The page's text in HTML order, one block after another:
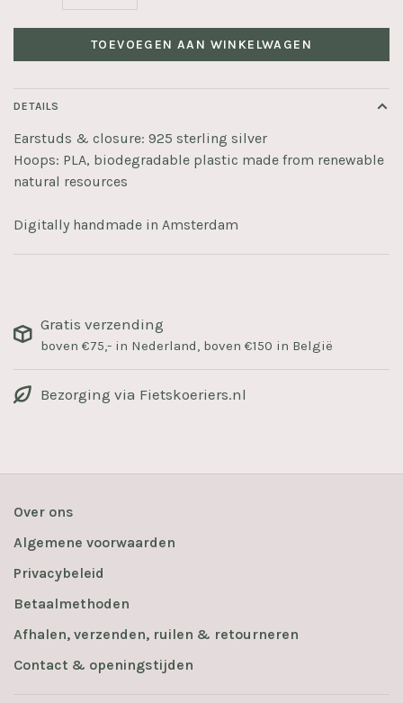
TOEVOEGEN AAN WINKELWAGEN
DETAILS
Earstuds & closure: 925 sterling silver
Hoops: PLA, biodegradable plastic made from renewable
natural resources
Digitally handmade in Amsterdam
Gratis verzending
boven €75,- in Nederland, boven €150 in België
Bezorging via Fietskoeriers.nl
Over ons
Algemene voorwaarden
Privacybeleid
Betaalmethoden
Afhalen, verzenden, ruilen & retourneren
Contact & openingstijden